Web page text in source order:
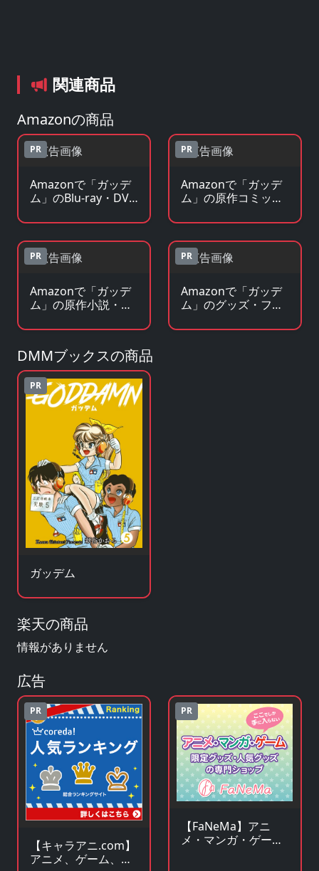
関連商品
Amazonの商品
PR
Amazonで「ガッデ
ム」のBlu-ray・DVD
PR
Amazonで「ガッデ
ム」の原作コミック
PR
Amazonで「ガッデ
ム」の原作小説・ラ
PR
Amazonで「ガッデ
ム」のグッズ・フィ
DMMブックスの商品
PR
ガッデム
楽天の商品
情報がありません
広告
PR
【キャラアニ.com】
アニメ、ゲーム、ア
PR
【FaNeMa】アニ
メ・マンガ・ゲーム